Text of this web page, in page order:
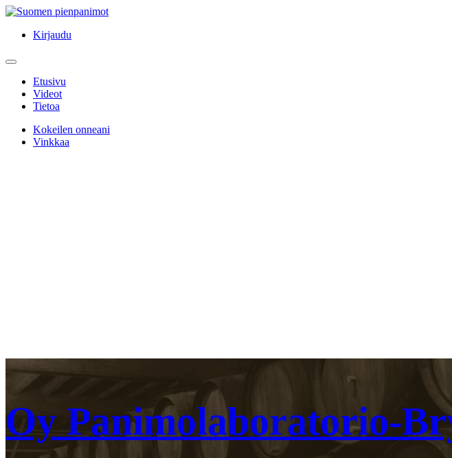
Kirjaudu
Etusivu
Videot
Tietoa
Kokeilen onneani
Vinkkaa
Oy Panimolaboratorio-